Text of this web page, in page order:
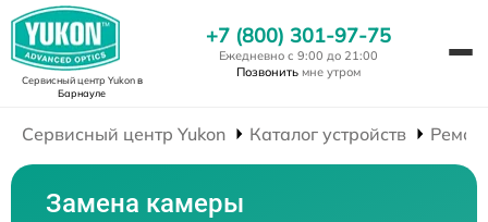
Сервисный центр Yukonв
Барнауле
+7 (800) 301-97-75
Ежедневно с 9:00 до 21:00
Позвонить мне утром
Сервисный центр Yukon Каталог устройств
Замена камеры